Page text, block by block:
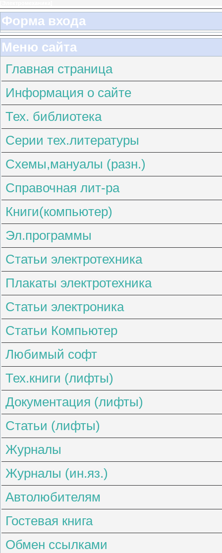
Форма входа
Меню сайта
Главная страница
Информация о сайте
Тех. библиотека
Серии тех.литературы
Схемы,мануалы (разн.)
Справочная лит-ра
Книги(компьютер)
Эл.программы
Статьи электротехника
Плакаты электротехника
Статьи электроника
Статьи Компьютер
Любимый софт
Тех.книги (лифты)
Документация (лифты)
Статьи (лифты)
Журналы
Журналы (ин.яз.)
Автолюбителям
Гостевая книга
Обмен ссылками